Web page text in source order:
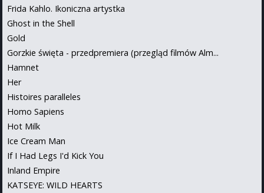
Frida Kahlo. Ikoniczna artystka
Ghost in the Shell
Gold
Gorzkie święta - przedpremiera (przegląd filmów Alm...
Hamnet
Her
Histoires paralleles
Homo Sapiens
Hot Milk
Ice Cream Man
If I Had Legs I'd Kick You
Inland Empire
KATSEYE: WILD HEARTS